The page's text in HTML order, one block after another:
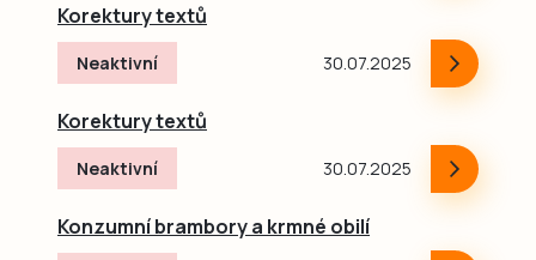
Korektury textů
Neaktivní 30.07.2025
Korektury textů
Neaktivní 30.07.2025
Konzumní brambory a krmné obilí